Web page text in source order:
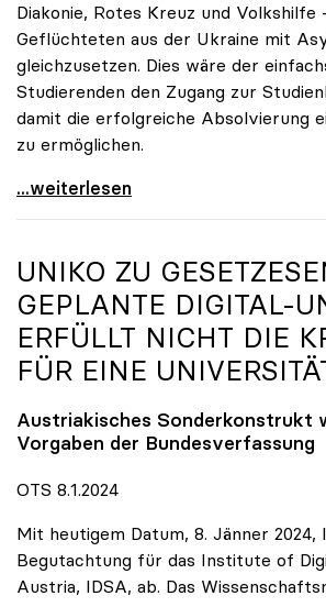
Diakonie, Rotes Kreuz und Volkshilfe
Geflüchteten aus der Ukraine mit
gleichzusetzen. Dies wäre der
Studierenden den Zugang zur
damit die erfolgreiche Absolvierung
zu ermöglichen.
Studierende aus der Ukraine
...weiterlesen
UNIKO ZU
GEPLANTE DIGITAL-
ERFÜLLT NICHT DIE
FÜR EINE
Austriakisches Sonderkonstrukt
Vorgaben der Bundesverfassung
OTS 8.1.2024
Mit heutigem Datum, 8. Jänner 2024,
Begutachtung für das Institute of
Austria, IDSA, ab. Das